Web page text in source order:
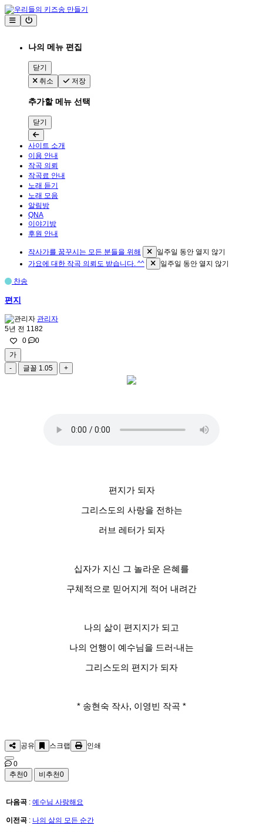
나의 메뉴 편집
닫기
취소
저장
추가할 메뉴 선택
닫기
사이트 소개
이용 안내
작곡 의뢰
작곡료 안내
노래 듣기
노래 모음
알림방
QNA
이야기방
후원 안내
작사가를 꿈꾸시는 모든 분들을 위해
일주일 동안 열지 않기
가요에 대한 작곡 의뢰도 받습니다. ^^
일주일 동안 열지 않기
찬송
편지
관리자
5년 전 1182
0
0
가
-
글꼴 1.05 +
편지가 되자
그리스도의 사랑을 전하는
러브 레터가 되자
십자가 지신 그 놀라운 은혜를
구체적으로 믿어지게 적어 내려간
나의 삶이 편지지가 되고
나의 언행이 예수님을 드러-내는
그리스도의 편지가 되자
* 송현숙 작사, 이영빈 작곡 *
공유 스크랩 인쇄
0
추천0 비추천0
다음곡 : 예수님 사랑해요
이전곡 : 나의 삶의 모든 순간